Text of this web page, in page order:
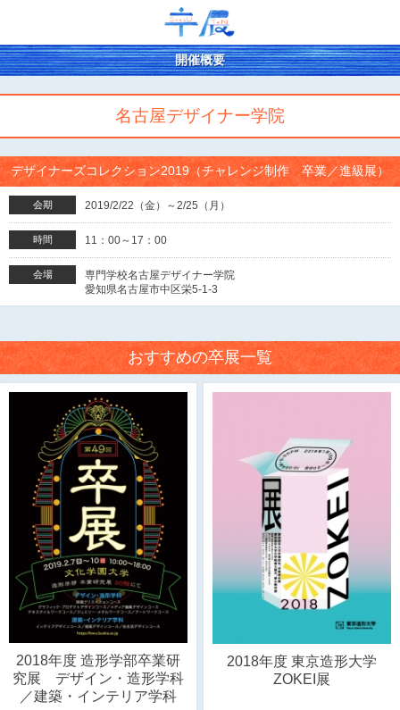
開催概要
名古屋デザイナー学院
デザイナーズコレクション2019（チャレンジ制作 卒業／進級展）
会期 2019/2/22（金）～2/25（月）
時間 11：00～17：00
会場
専門学校名古屋デザイナー学院
愛知県名古屋市中区栄5-1-3
おすすめの卒展一覧
2018年度 造形学部卒業研
究展 デザイン・造形学科
／建築・インテリア学科
2018年度 東京造形大学
ZOKEI展